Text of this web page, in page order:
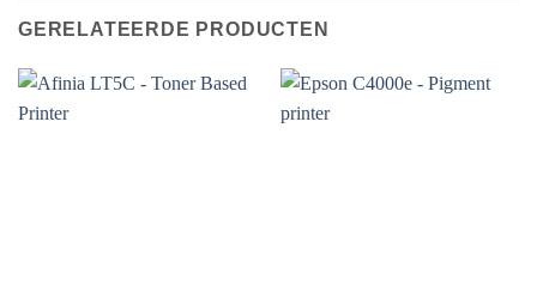
GERELATEERDE PRODUCTEN